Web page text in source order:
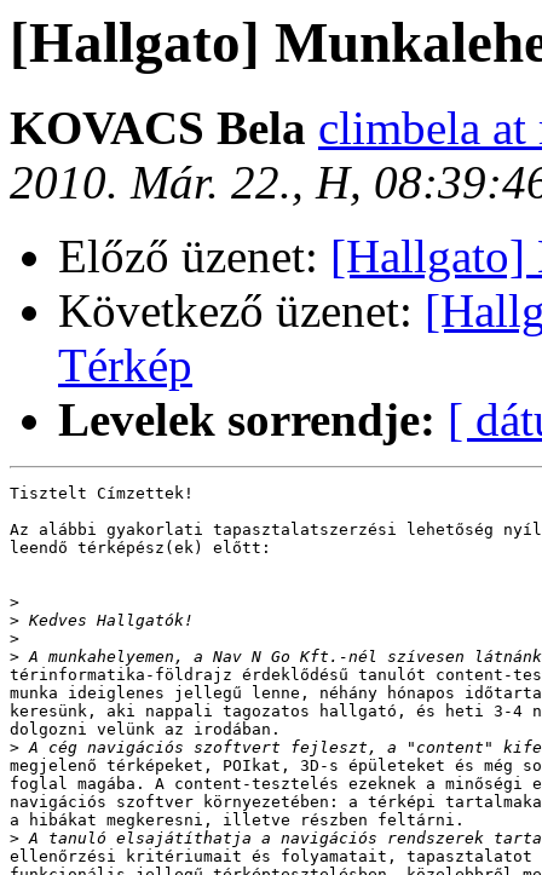
[Hallgato]
KOVACS Bela climbela at
2010. Már. 22., H,
Előző üzenet: [Hallgato]
Következő üzenet:
Térkép
Levelek sorrendje: [
Tisztelt Címzettek!
Az alábbi gyakorlati tapasztalatszerzési lehetőség
leendő térképész(ek) előtt:
>
>
>
>
térinformatika-földrajz érdeklődésű tanulót content-
munka ideiglenes jellegű lenne, néhány hónapos
keresünk, aki nappali tagozatos hallgató, és heti 3-4
dolgozni velünk az irodában.
>
megjelenő térképeket, POIkat, 3D-s épületeket és még
foglal magába. A content-tesztelés ezeknek a
navigációs szoftver környezetében: a térképi
a hibákat megkeresni, illetve részben feltárni.
>
ellenőrzési kritériumait és folyamatait, tapasztalatot